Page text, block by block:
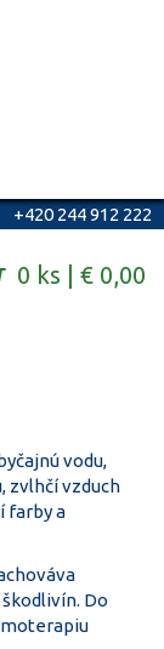
+420 244 912 222
0 ks | € 0,00
vodu,
zvlhčí vzduch
farby a
Do